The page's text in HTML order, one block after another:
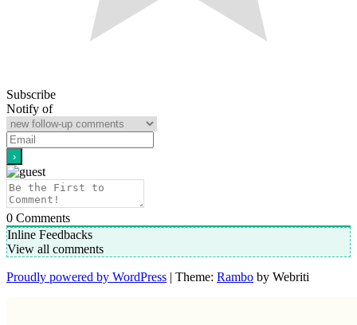
Subscribe
Notify of
0 Comments
Inline Feedbacks
View all comments
Proudly powered by WordPress | Theme: Rambo by Webriti